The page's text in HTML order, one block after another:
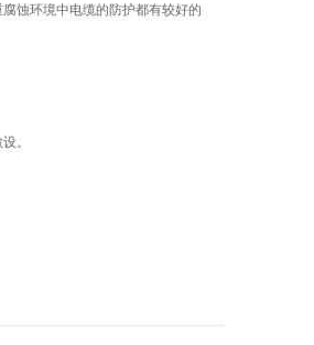
蚀环境中电缆的防护都有较好的
。